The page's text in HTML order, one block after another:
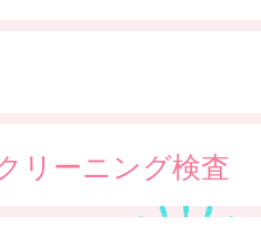
リーニング検査